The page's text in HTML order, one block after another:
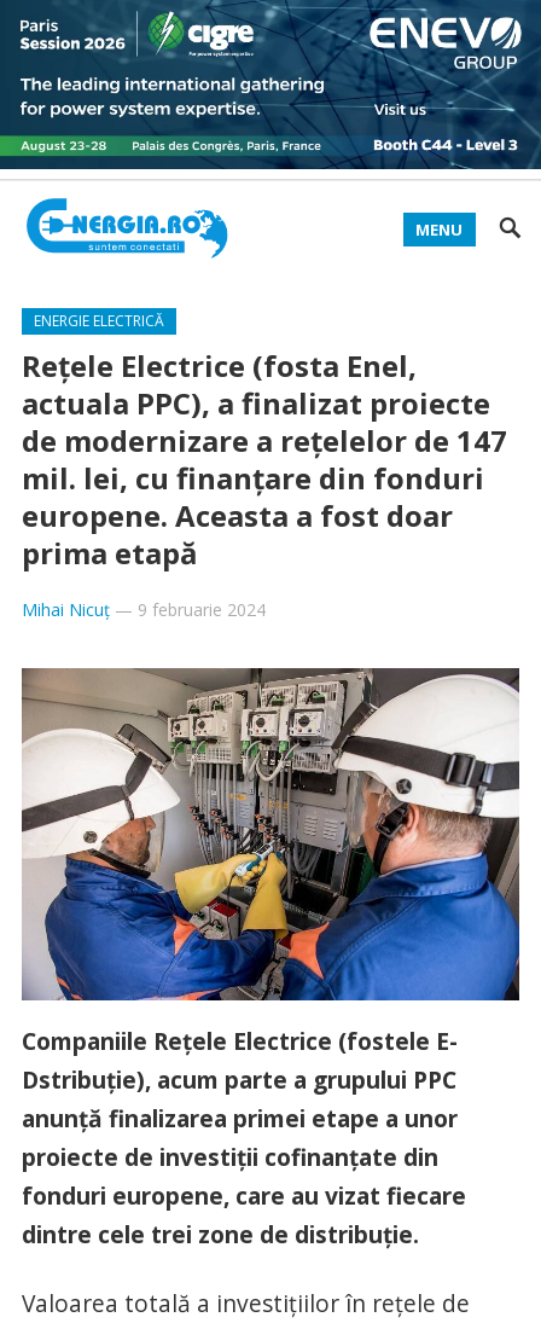
MENU
ENERGIE ELECTRICĂ
Rețele Electrice (fosta Enel,
actuala PPC), a finalizat proiecte
de modernizare a rețelelor de 147
mil. lei, cu finanțare din fonduri
europene. Aceasta a fost doar
prima etapă
Mihai Nicuț— 9 februarie 2024
Companiile Rețele Electrice (fostele E-
Dstribuție), acum parte a grupului PPC
anunță finalizarea primei etape a unor
proiecte de investiții cofinanțate din
fonduri europene, care au vizat fiecare
dintre cele trei zone de distribuție.
Valoarea totală a investițiilor în rețele de